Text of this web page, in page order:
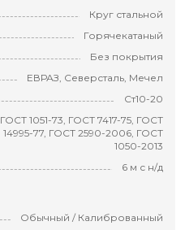
Круг стальной
Горячекатаный
Без покрытия
ЕВРАЗ, Северсталь, Мечел
Ст10-20
ГОСТ 1051-73, ГОСТ 7417-75, ГОСТ
14995-77, ГОСТ 2590-2006, ГОСТ
1050-2013
6 м с н/д
Обычный / Калиброванный